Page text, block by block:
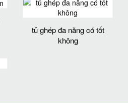
tủ ghép đa năng có tốt
không